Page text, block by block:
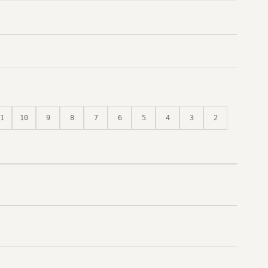
10 9 8 7 6 5 4 3 2